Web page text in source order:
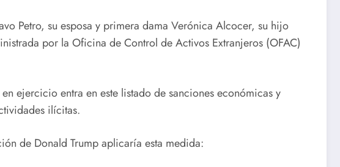
Petro, su esposa y primera dama Verónica Alcocer, su hijo
por la Oficina de Control de Activos Extranjeros (OFAC)
ejercicio entra en este listado de sanciones económicas y
ilícitas.
de Donald Trump aplicaría esta medida: